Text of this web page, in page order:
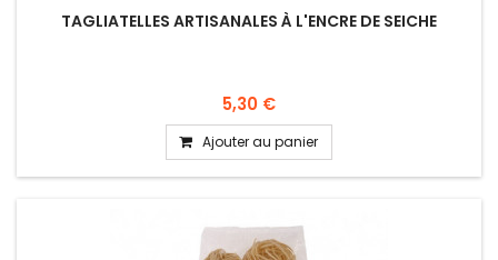
TAGLIATELLES ARTISANALES À L'ENCRE DE SEICHE
5,30 €
Ajouter au panier